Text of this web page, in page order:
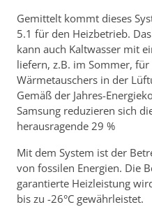
Gemittelt kommt dieses
5.1 für den Heizbetrieb.
kann auch Kaltwasser mit
liefern, z.B. im Sommer,
Wärmetauschers in der
Gemäß der Jahres-
Samsung reduzieren sich
herausragende 29 %
Mit dem System ist der
von fossilen Energien. Die
garantierte Heizleistung
bis zu -26°C gewährleistet.